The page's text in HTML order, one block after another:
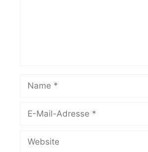
Name
Website